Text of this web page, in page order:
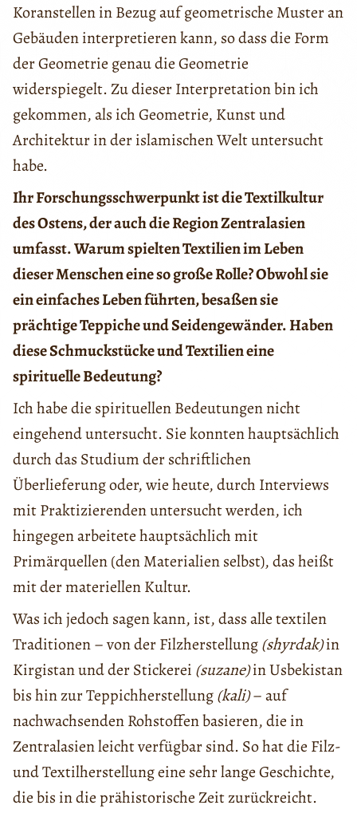
Koranstellen in Bezug auf geometrische Muster an
Gebäuden interpretieren kann, so dass die Form
der Geometrie genau die Geometrie
widerspiegelt. Zu dieser Interpretation bin ich
gekommen, als ich Geometrie, Kunst und
Architektur in der islamischen Welt untersucht
habe.
Ihr Forschungsschwerpunkt ist die Textilkultur
des Ostens, der auch die Region Zentralasien
umfasst. Warum spielten Textilien im Leben
dieser Menschen eine so große Rolle? Obwohl sie
ein einfaches Leben führten, besaßen sie
prächtige Teppiche und Seidengewänder. Haben
diese Schmuckstücke und Textilien eine
spirituelle Bedeutung?
Ich habe die spirituellen Bedeutungen nicht
eingehend untersucht. Sie konnten hauptsächlich
durch das Studium der schriftlichen
Überlieferung oder, wie heute, durch Interviews
mit Praktizierenden untersucht werden, ich
hingegen arbeitete hauptsächlich mit
Primärquellen (den Materialien selbst), das heißt
mit der materiellen Kultur.
Was ich jedoch sagen kann, ist, dass alle textilen
Traditionen – von der Filzherstellung(shyrdak)in
Kirgistan und der Stickerei (suzane)in Usbekistan
bis hin zur Teppichherstellung(kali)– auf
nachwachsenden Rohstoffen basieren, die in
Zentralasien leicht verfügbar sind. So hat die Filz-
und Textilherstellung eine sehr lange Geschichte,
die bis in die prähistorische Zeit zurückreicht.